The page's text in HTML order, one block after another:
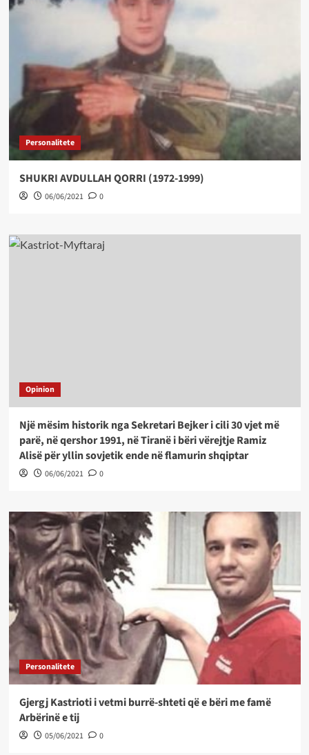
Personalitete
SHUKRI AVDULLAH QORRI (1972-1999)
06/06/2021 0
Opinion
Një mësim historik nga Sekretari Bejker i cili 30 vjet më
parë, në qershor 1991, në Tiranë i bëri vërejtje Ramiz
Alisë për yllin sovjetik ende në flamurin shqiptar
06/06/2021 0
Personalitete
Gjergj Kastrioti i vetmi burrë-shteti që e bëri me famë
Arbërinë e tij
05/06/2021 0